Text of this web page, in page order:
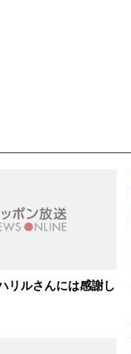
リルさんには感謝し